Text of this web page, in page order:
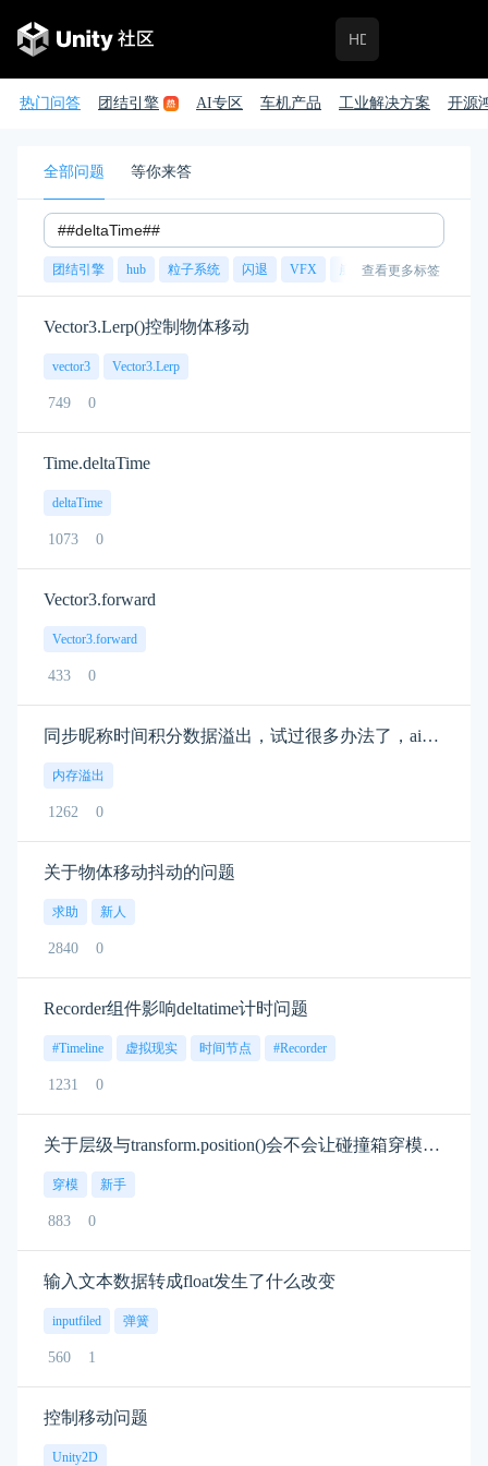
热门问答 团结引擎 AI专区 车机产品 工业解决方案 开源
全部问题 等你来答
团结引擎 hub 粒子系统 闪退 VFX 崩溃 账号 渲染
查看更多标签
Vector3.Lerp()控制物体移动
vector3 Vector3.Lerp
749 0
Time.deltaTime
deltaTime
1073 0
Vector3.forward
Vector3.forward
433 0
同步昵称时间积分数据溢出，试过很多办法了，ai也用了解决不了
内存溢出
1262 0
关于物体移动抖动的问题
求助 新人
2840 0
Recorder组件影响deltatime计时问题
#Timeline 虚拟现实 时间节点 #Recorder
1231 0
关于层级与transform.position()会不会让碰撞箱穿模的问题
穿模 新手
883 0
输入文本数据转成float发生了什么改变
inputfiled 弹簧
560 1
控制移动问题
Unity2D